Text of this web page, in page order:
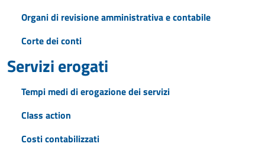
Organi di revisione amministrativa e contabile
Corte dei conti
Servizi erogati
Tempi medi di erogazione dei servizi
Class action
Costi contabilizzati